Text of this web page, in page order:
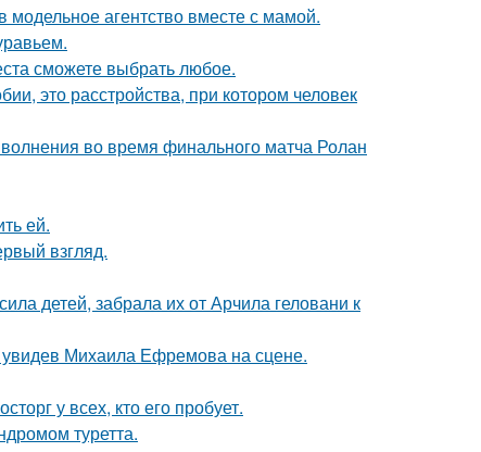
агентство вместе с мамой.
сможете выбрать любое.
это расстройства, при котором человек
во время финального матча Ролан
ей.
взгляд.
детей, забрала их от Арчила геловани к
Михаила Ефремова на сцене.
у всех, кто его пробует.
туретта.